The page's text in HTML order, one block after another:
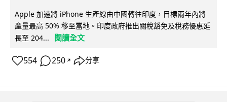
Apple 加速將 iPhone 生產線由中國轉往印度，目標兩年內將
產量最高 50% 移至當地。印度政府推出關稅豁免及稅務優惠延
長至 204...
閱讀全文
554 250 ↗ 分享